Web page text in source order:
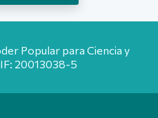
Popular para Ciencia y
20013038-5